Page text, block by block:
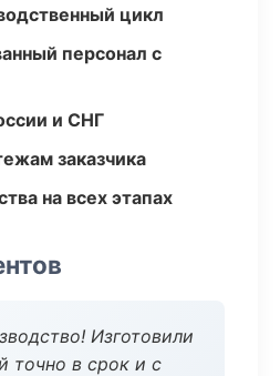
цикл
персонал с
и СНГ
заказчика
на всех этапах
Изготовили
точно в срок и с